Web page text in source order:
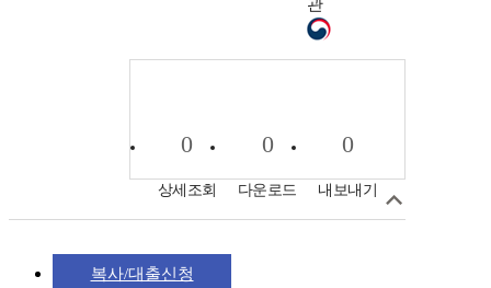
관
0
상세조회
0
다운로드
0
내보내기
복사/대출신청